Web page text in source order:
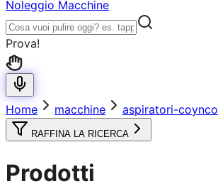
Noleggio Macchine
Prova!
Home macchine aspiratori-coynco
RAFFINA LA RICERCA
Prodotti